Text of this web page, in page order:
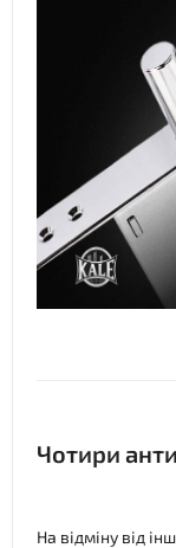
Чотири
На відміну від